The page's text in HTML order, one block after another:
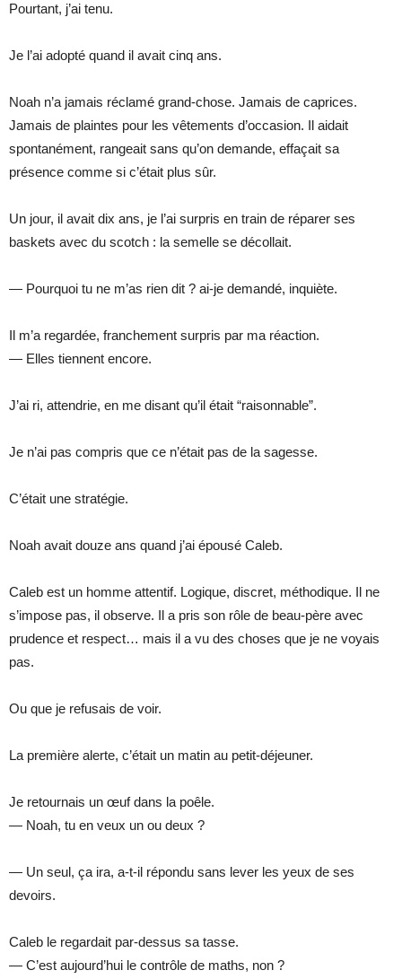
Pourtant, j’ai tenu.
Je l’ai adopté quand il avait cinq ans.
Noah n’a jamais réclamé grand-chose. Jamais de caprices.
Jamais de plaintes pour les vêtements d’occasion. Il aidait
spontanément, rangeait sans qu’on demande, effaçait sa
présence comme si c’était plus sûr.
Un jour, il avait dix ans, je l’ai surpris en train de réparer ses
baskets avec du scotch : la semelle se décollait.
— Pourquoi tu ne m’as rien dit ? ai-je demandé, inquiète.
Il m’a regardée, franchement surpris par ma réaction.
— Elles tiennent encore.
J’ai ri, attendrie, en me disant qu’il était “raisonnable”.
Je n’ai pas compris que ce n’était pas de la sagesse.
C’était une stratégie.
Noah avait douze ans quand j’ai épousé Caleb.
Caleb est un homme attentif. Logique, discret, méthodique. Il ne
s’impose pas, il observe. Il a pris son rôle de beau-père avec
prudence et respect… mais il a vu des choses que je ne voyais
pas.
Ou que je refusais de voir.
La première alerte, c’était un matin au petit-déjeuner.
Je retournais un œuf dans la poêle.
— Noah, tu en veux un ou deux ?
— Un seul, ça ira, a-t-il répondu sans lever les yeux de ses
devoirs.
Caleb le regardait par-dessus sa tasse.
— C’est aujourd’hui le contrôle de maths, non ?